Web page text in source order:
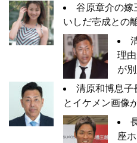
谷原章介の嫁
いしだ壱成との
理
が
清原和博息子
とイケメン画像
座